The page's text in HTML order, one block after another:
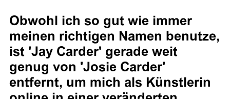
Obwohl ich so gut wie immer
meinen richtigen Namen benutze,
ist 'Jay Carder' gerade weit
genug von 'Josie Carder'
entfernt, um mich als Künstlerin